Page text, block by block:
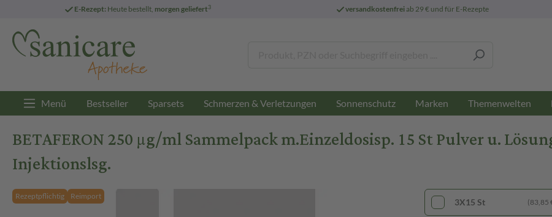
E-Rezept: Heute bestellt, morgen geliefert3 versandkostenfreiab 29 € und für E-Rezepte
Menü Bestseller Sparsets Schmerzen & Verletzungen Sonnenschutz Marken Themenwelten
BETAFERON 250 µg/ml Sammelpack m.Einzeldosisp. 15 St Pulver u.
Injektionslsg.
Rezeptpflichtig Reimport
3X15 St (83,85